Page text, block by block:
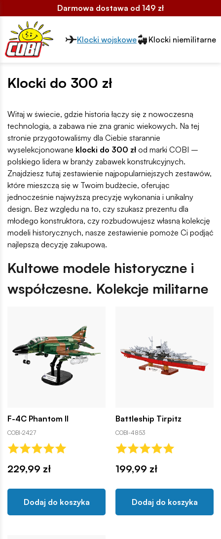
Darmowa dostawa od 149 zł
Przełącznik segmentów2
Klocki wojskowe Klocki niemilitarne
Klocki do 300 zł
Witaj w świecie, gdzie historia łączy się z nowoczesną
technologią, a zabawa nie zna granic wiekowych. Na tej
stronie przygotowaliśmy dla Ciebie starannie
wyselekcjonowane klocki do 300 zł od marki COBI –
polskiego lidera w branży zabawek konstrukcyjnych.
Znajdziesz tutaj zestawienie najpopularniejszych zestawów,
które mieszczą się w Twoim budżecie, oferując
jednocześnie najwyższą precyzję wykonania i unikalny
design. Bez względu na to, czy szukasz prezentu dla
młodego konstruktora, czy rozbudowujesz własną kolekcję
modeli historycznych, nasze zestawienie pomoże Ci podjąć
najlepszą decyzję zakupową.
Kultowe modele historyczne i
współczesne. Kolekcje militarne
F-4C Phantom II
COBI-2427
229,99 zł
Dodaj do koszyka
Battleship Tirpitz
COBI-4853
199,99 zł
Dodaj do koszyka